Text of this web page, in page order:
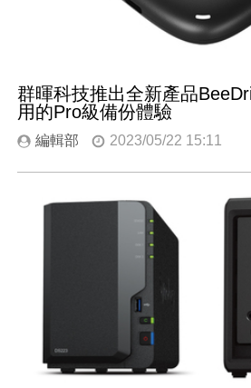
群暉科技推出全新產品
用的Pro級備份體驗
編輯部 2023/05/22 15:11